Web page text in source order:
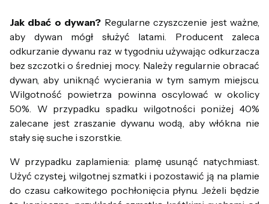
Jak dbać o dywan? Regularne czyszczenie jest ważne,
aby dywan mógł służyć latami. Producent zaleca
odkurzanie dywanu raz w tygodniu używając odkurzacza
bez szczotki o średniej mocy. Należy regularnie obracać
dywan, aby uniknąć wycierania w tym samym miejscu.
Wilgotność powietrza powinna oscylować w okolicy
50%. W przypadku spadku wilgotności poniżej 40%
zalecane jest zraszanie dywanu wodą, aby włókna nie
stały się suche i szorstkie.
W przypadku zaplamienia: plamę usunąć natychmiast.
Użyć czystej, wilgotnej szmatki i pozostawić ją na plamie
do czasu całkowitego pochłonięcia płynu. Jeżeli będzie